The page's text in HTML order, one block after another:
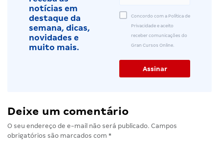
notícias em
destaque da
semana, dicas,
novidades e
muito mais.
Concordo com a Política de
Privacidade e aceito
receber comunicações do
Gran Cursos Online.
Deixe um comentário
O seu endereço de e-mail não será publicado. Campos
obrigatórios são marcados com *